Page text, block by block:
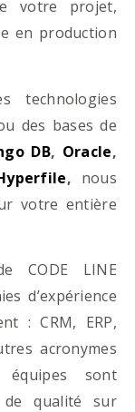
votre projet,
en production
technologies
des bases de
DB, Oracle,
, nous
votre entière
CODE LINE
d’expérience
: CRM, ERP,
acronymes
équipes sont
qualité sur